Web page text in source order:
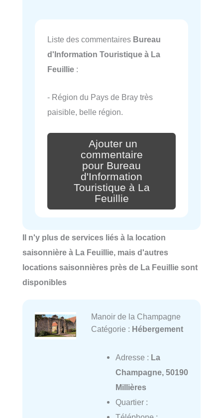
Liste des commentaires Bureau
d'Information Touristique à La
Feuillie :
- Région du Pays de Bray très
paisible, belle région.
Ajouter un
commentaire
pour Bureau
d'Information
Touristique à La
Feuillie
Il n'y plus de services liés à la location
saisonnière à La Feuillie, mais d'autres
locations saisonnières près de La Feuillie sont
disponibles
Manoir de la Champagne
Catégorie : Hébergement
Adresse : La
Champagne, 50190
Millières
Quartier :